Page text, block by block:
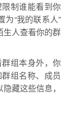
制谁能看到你
为“我的联系人”
生人查看你的群
组本身外，你
组名称、成员
藏这些信息，